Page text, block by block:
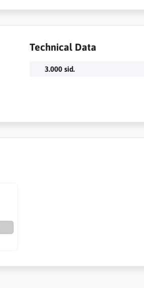
Technical Data
3.000 sid.